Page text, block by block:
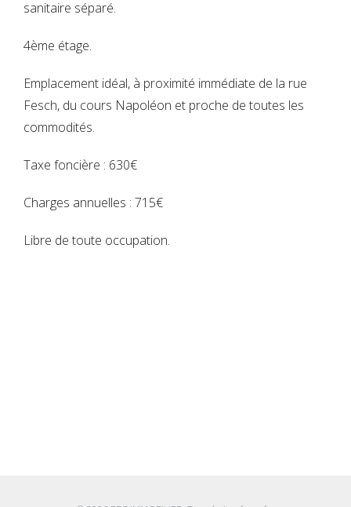
sanitaire séparé.
4ème étage.
Emplacement idéal, à proximité immédiate de la rue
Fesch, du cours Napoléon et proche de toutes les
commodités.
Taxe foncière : 630€
Charges annuelles : 715€
Libre de toute occupation.
Connexion
Créer votre compte,